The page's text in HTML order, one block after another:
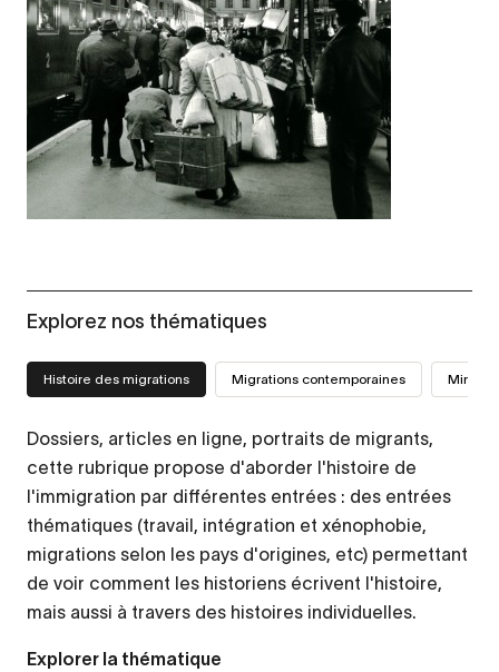
Explorez nos thématiques
Histoire des migrations Migrations contemporaines Mini-
Dossiers, articles en ligne, portraits de migrants,
cette rubrique propose d'aborder l'histoire de
l'immigration par différentes entrées : des entrées
thématiques (travail, intégration et xénophobie,
migrations selon les pays d'origines, etc) permettant
de voir comment les historiens écrivent l'histoire,
mais aussi à travers des histoires individuelles.
Explorer la thématique